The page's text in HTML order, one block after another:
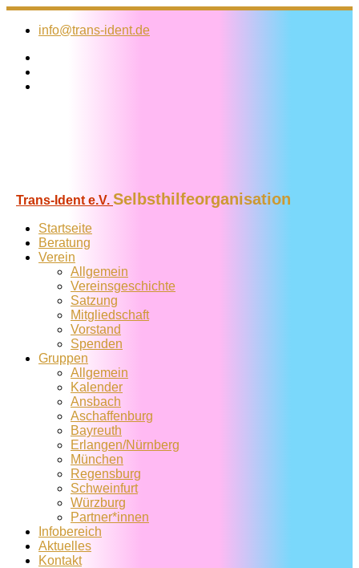
Zum
Inhalt
info@trans-ident.de
Trans-Ident e.V. Selbsthilfeorganisation
Startseite
Beratung
Verein
Allgemein
Vereins­geschichte
Satzung
Mitglied­schaft
Vorstand
Spenden
Gruppen
Allgemein
Kalender
Ansbach
Aschaffenburg
Bayreuth
Erlangen/Nürnberg
München
Regensburg
Schweinfurt
Würzburg
Partner*innen
Infobereich
Aktuelles
Kontakt